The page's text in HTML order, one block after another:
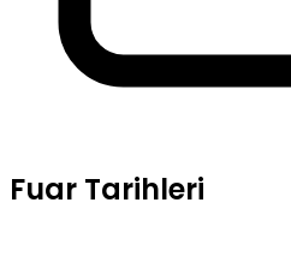
Fuar Tarihleri